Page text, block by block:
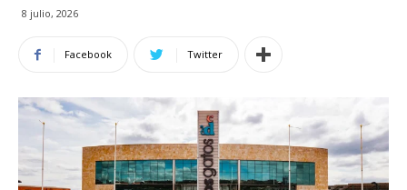
8 julio, 2026
Facebook Twitter